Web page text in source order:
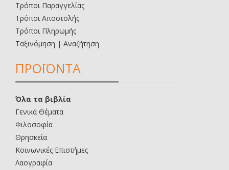
Τρόποι Παραγγελίας
Τρόποι Αποστολής
Τρόποι Πληρωμής
Ταξινόμηση | Αναζήτηση
ΠΡΟΪΟΝΤΑ
Όλα τα βιβλία
Γενικά Θέματα
Φιλοσοφία
Θρησκεία
Κοινωνικές Επιστήμες
Λαογραφία